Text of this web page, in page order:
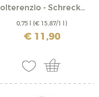
Colterenzio - Schreckbichl
0,75 l (€ 15,87/1 l)
incl. IVA più costi di spedizione
€ 11,90